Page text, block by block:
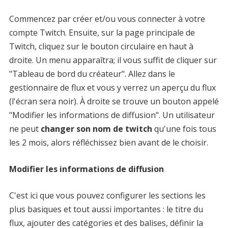
Commencez par créer et/ou vous connecter à votre
compte Twitch. Ensuite, sur la page principale de
Twitch, cliquez sur le bouton circulaire en haut à
droite. Un menu apparaîtra; il vous suffit de cliquer sur
"Tableau de bord du créateur". Allez dans le
gestionnaire de flux et vous y verrez un aperçu du flux
(l'écran sera noir). À droite se trouve un bouton appelé
"Modifier les informations de diffusion". Un utilisateur
ne peut changer son nom de twitch qu'une fois tous
les 2 mois, alors réfléchissez bien avant de le choisir.
Modifier les informations de diffusion
C'est ici que vous pouvez configurer les sections les
plus basiques et tout aussi importantes : le titre du
flux, ajouter des catégories et des balises, définir la